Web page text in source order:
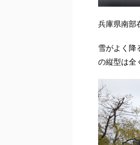
兵庫県南部
雪がよく降
の縦型は全